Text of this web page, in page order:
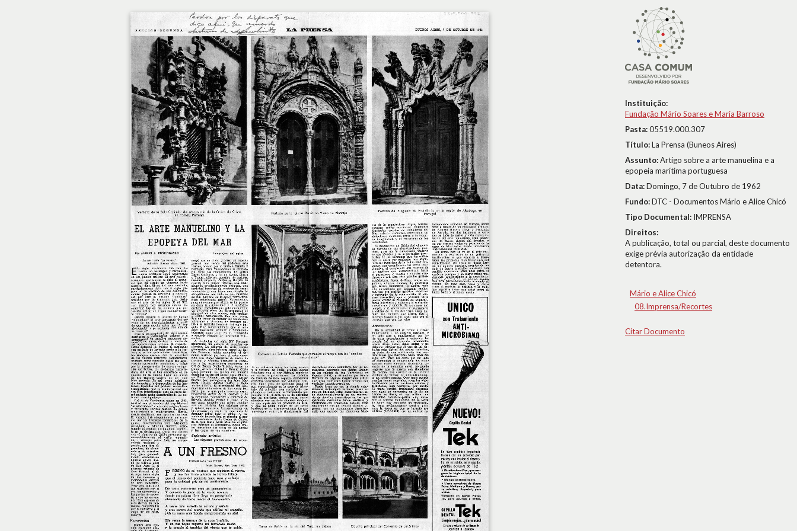
Instituição:
Fundação Mário Soares e Maria Barroso
Pasta:05519.000.307
Título:La Prensa (Buneos Aires)
Assunto:Artigo sobre a arte manuelina e a
epopeia marítima portuguesa
Data:Domingo, 7 de Outubro de 1962
Fundo:DTC - Documentos Mário e Alice Chicó
Tipo Documental: IMPRENSA
Direitos:
A publicação, total ou parcial, deste documento
exige prévia autorização da entidade
detentora.
Mário e Alice Chicó
08.Imprensa/Recortes
Citar Documento